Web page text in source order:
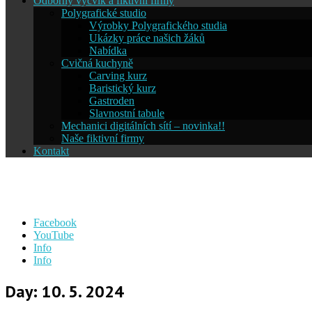
Polygrafické studio
Výrobky Polygrafického studia
Ukázky práce našich žáků
Nabídka
Cvičná kuchyně
Carving kurz
Baristický kurz
Gastroden
Slavnostní tabule
Mechanici digitálních sítí – novinka!!
Naše fiktivní firmy
Kontakt
Facebook
YouTube
Info
Info
Day: 10. 5. 2024